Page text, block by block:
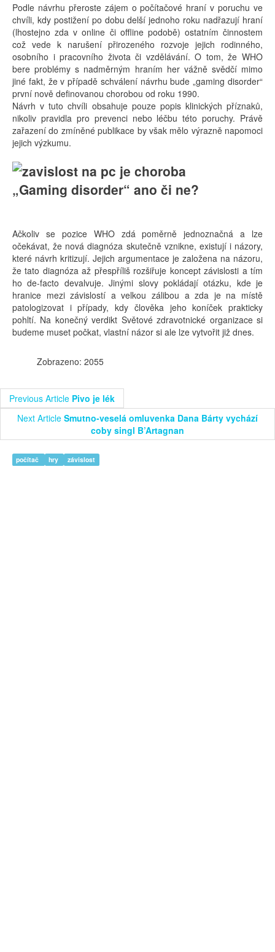
Podle návrhu přeroste zájem o počítačové hraní v poruchu ve
chvíli, kdy postižení po dobu delší jednoho roku nadřazují hraní
(lhostejno zda v online či offline podobě) ostatním činnostem
což vede k narušení přirozeného rozvoje jejich rodinného,
osobního i pracovního života či vzdělávání. O tom, že WHO
bere problémy s nadměrným hraním her vážně svědčí mimo
jiné fakt, že v případě schválení návrhu bude „gaming disorder“
první nově definovanou chorobou od roku 1990.
Návrh v tuto chvíli obsahuje pouze popis klinických příznaků,
nikoliv pravidla pro prevenci nebo léčbu této poruchy. Právě
zařazení do zmíněné publikace by však mělo výrazně napomoci
jejich výzkumu.
„Gaming disorder“ ano či ne?
Ačkoliv se pozice WHO zdá poměrně jednoznačná a lze
očekávat, že nová diagnóza skutečně vznikne, existují i názory,
které návrh kritizují. Jejich argumentace je založena na názoru,
že tato diagnóza až přespříliš rozšiřuje koncept závislosti a tím
ho de-facto devalvuje. Jinými slovy pokládají otázku, kde je
hranice mezi závislostí a velkou zálibou a zda je na místě
patologizovat i případy, kdy člověka jeho koníček prakticky
pohltí. Na konečný verdikt Světové zdravotnické organizace si
budeme muset počkat, vlastní názor si ale lze vytvořit již dnes.
Zobrazeno: 2055
Previous Article Pivo je lék
Next Article Smutno-veselá omluvenka Dana Bárty vychází
coby singl B’Artagnan
počítač hry závislost